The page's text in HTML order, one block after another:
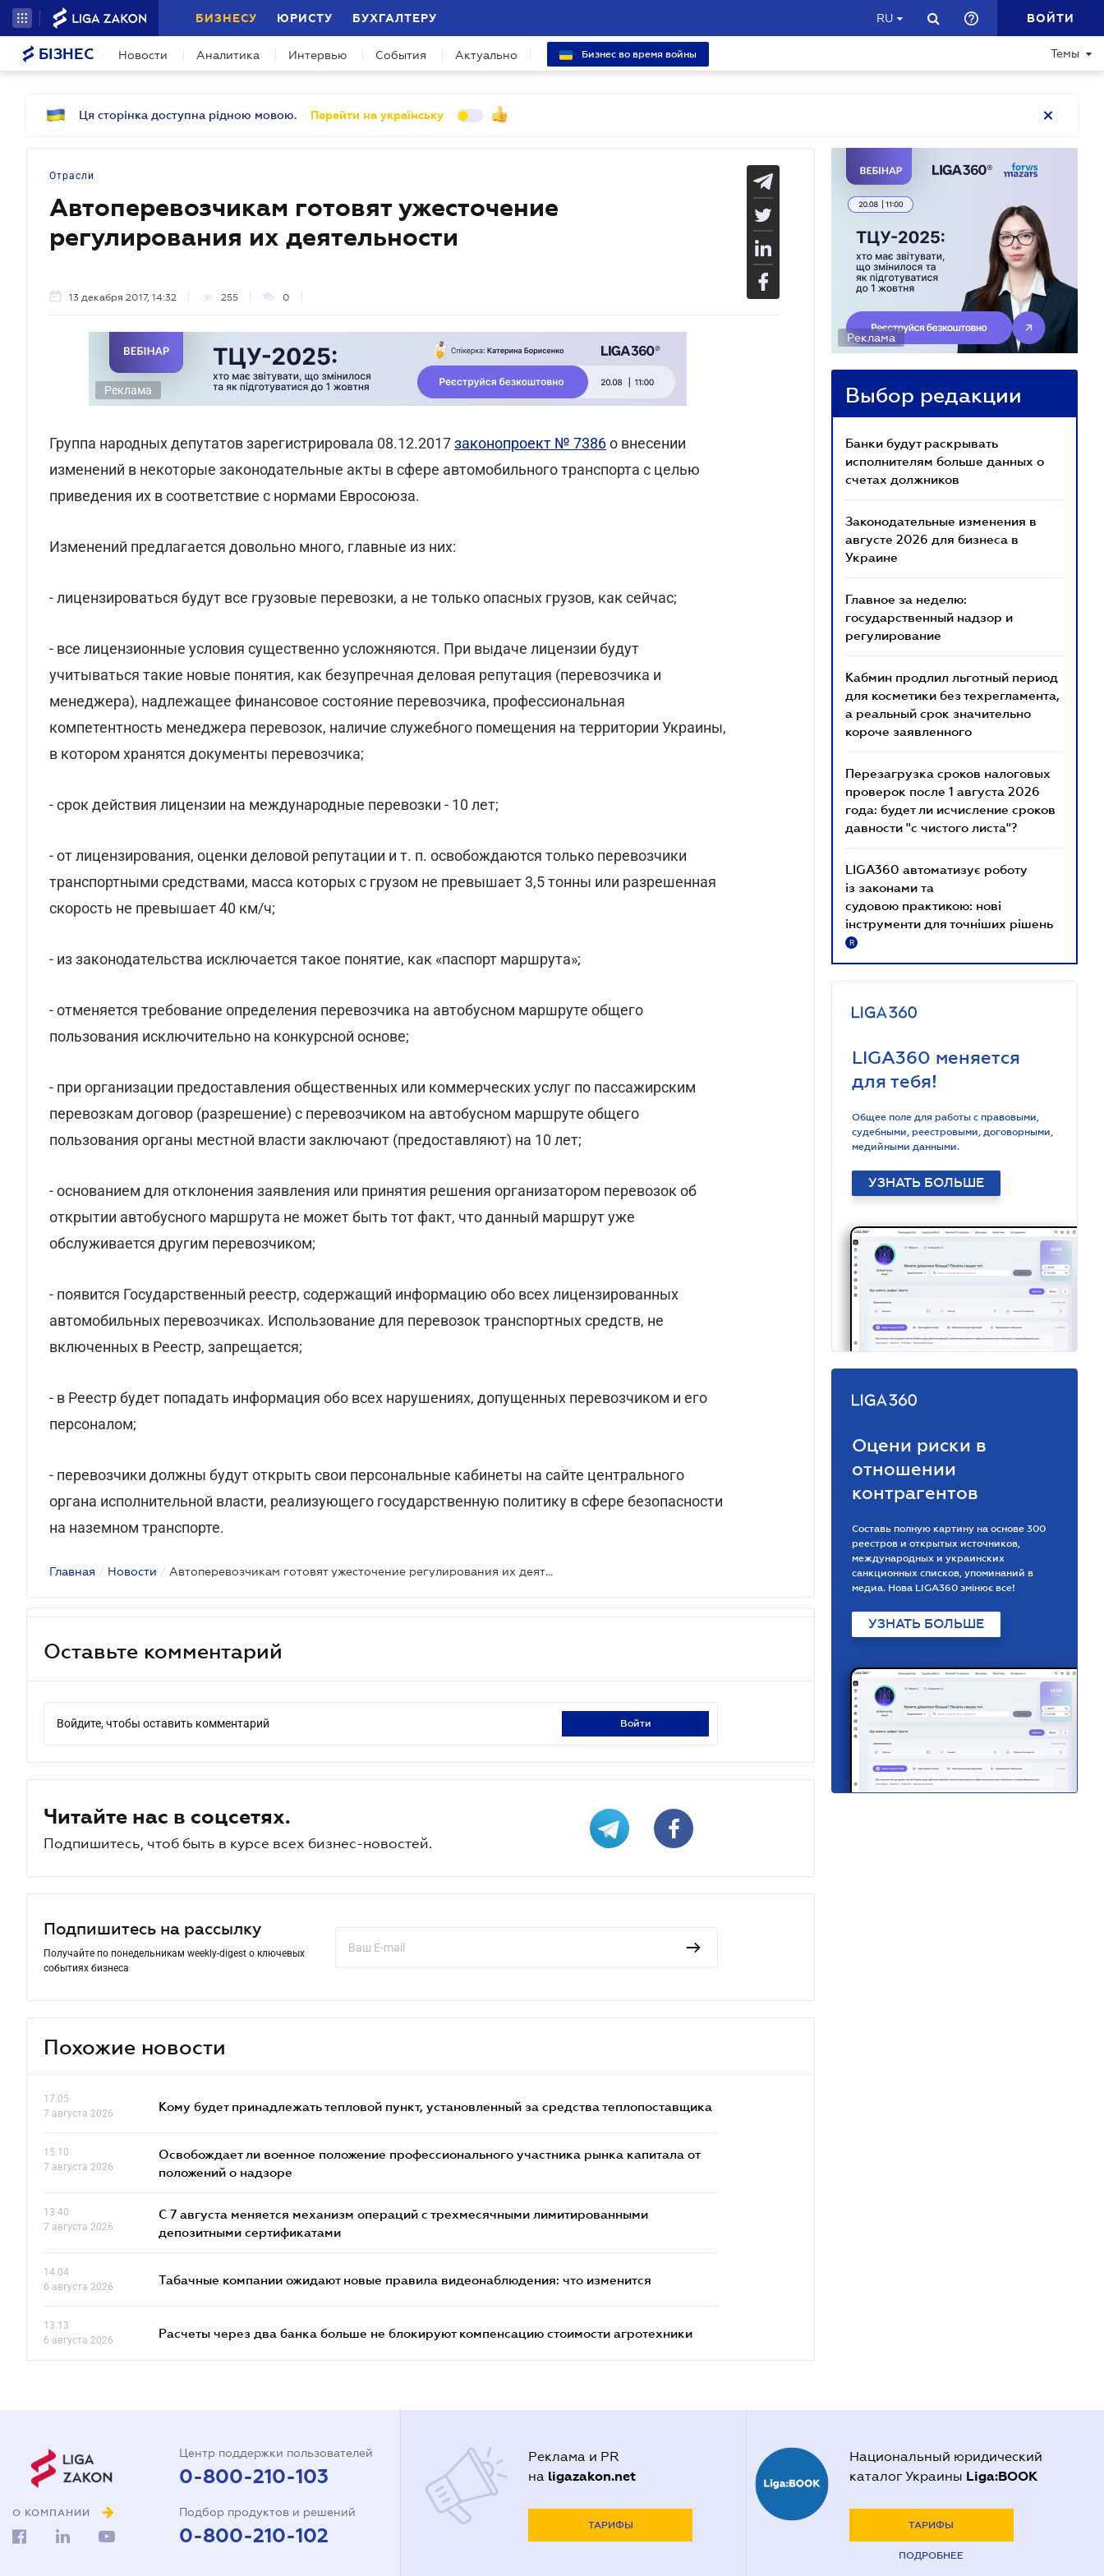
БИЗНЕСУ ЮРИСТУ БУХГАЛТЕРУ RU ВОЙТИ
БІЗНЕС Новости Аналитика Интервью События Актуально Бизнес во время войны Темы
Ця сторінка доступна рідною мовою. Перейти на українську
Отрасли
Автоперевозчикам готовят ужесточение
регулирования их деятельности
13 декабря 2017, 14:32 255 0
Реклама
Группа народных депутатов зарегистрировала 08.12.2017законопроект № 7386о внесении
изменений в некоторые законодательные акты в сфере автомобильного транспорта с целью
приведения их в соответствие с нормами Евросоюза.
Изменений предлагается довольно много, главные из них:
- лицензироваться будут все грузовые перевозки, а не только опасных грузов, как сейчас;
- все лицензионные условия существенно усложняются. При выдаче лицензии будут
учитываться такие новые понятия, как безупречная деловая репутация (перевозчика и
менеджера), надлежащее финансовое состояние перевозчика, профессиональная
компетентность менеджера перевозок, наличие служебного помещения на территории Украины,
в котором хранятся документы перевозчика;
- срок действия лицензии на международные перевозки - 10 лет;
- от лицензирования, оценки деловой репутации и т. п. освобождаются только перевозчики
транспортными средствами, масса которых с грузом не превышает 3,5 тонны или разрешенная
скорость не превышает 40 км/ч;
- из законодательства исключается такое понятие, как «паспорт маршрута»;
- отменяется требование определения перевозчика на автобусном маршруте общего
пользования исключительно на конкурсной основе;
- при организации предоставления общественных или коммерческих услуг по пассажирским
перевозкам договор (разрешение) с перевозчиком на автобусном маршруте общего
пользования органы местной власти заключают (предоставляют) на 10 лет;
- основанием для отклонения заявления или принятия решения организатором перевозок об
открытии автобусного маршрута не может быть тот факт, что данный маршрут уже
обслуживается другим перевозчиком;
- появится Государственный реестр, содержащий информацию обо всех лицензированных
автомобильных перевозчиках. Использование для перевозок транспортных средств, не
включенных в Реестр, запрещается;
- в Реестр будет попадать информация обо всех нарушениях, допущенных перевозчиком и его
персоналом;
- перевозчики должны будут открыть свои персональные кабинеты на сайте центрального
органа исполнительной власти, реализующего государственную политику в сфере безопасности
на наземном транспорте.
Главная / Новости / Автоперевозчикам готовят ужесточение регулирования их деятельности
Оставьте комментарий
Войдите, чтобы оставить комментарий войти
Читайте нас в соцсетях.
Подпишитесь, чтоб быть в курсе всех бизнес-новостей.
Подпишитесь на рассылку
Получайте по понедельникам weekly-digest о ключевых
событиях бизнеса
Похожие новости
17.05
7 августа 2026
Кому будет принадлежать тепловой пункт, установленный за средства теплопоставщика
15.10
7 августа 2026
Освобождает ли военное положение профессионального участника рынка капитала от
положений о надзоре
13.40
7 августа 2026
С 7 августа меняется механизм операций с трехмесячными лимитированными
депозитными сертификатами
14.04
6 августа 2026
Табачные компании ожидают новые правила видеонаблюдения: что изменится
13.13
6 августа 2026
Расчеты через два банка больше не блокируют компенсацию стоимости агротехники
Реклама
Выбор редакции
Банки будут раскрывать
исполнителям больше данных о
счетах должников
Законодательные изменения в
августе 2026 для бизнеса в
Украине
Главное за неделю:
государственный надзор и
регулирование
Кабмин продлил льготный период
для косметики без техрегламента,
а реальный срок значительно
короче заявленного
Перезагрузка сроков налоговых
проверок после 1 августа 2026
года: будет ли исчисление сроков
давности "с чистого листа"?
LIGA360 автоматизує роботу
із законами та
судовою практикою: нові
інструменти для точніших рішень
R
LIGA360 меняется
для тебя!
Общее поле для работы с правовыми,
судебными, реестровыми, договорными,
медийными данными.
УЗНАТЬ БОЛЬШЕ
Оцени риски в
отношении
контрагентов
Составь полную картину на основе 300
реестров и открытых источников,
международных и украинских
санкционных списков, упоминаний в
медиа. Нова LIGA360 змінює все!
УЗНАТЬ БОЛЬШЕ
О КОМПАНИИ
Центр поддержки пользователей
0-800-210-103
Подбор продуктов и решений
0-800-210-102
Реклама и PR
на ligazakon.net
ТАРИФЫ
Национальный юридический
каталог Украины Liga:BOOK
ТАРИФЫ
ПОДРОБНЕЕ